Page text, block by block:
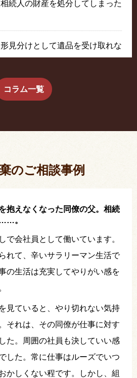
続人の財産を処分してしまった
見分けとして遺品を受け取れな
と約束した念書は有効か？
コラム一覧
のご相談事例
抱えなくなった同僚の父。相続
。
で会社員として働いています。
れて、辛いサラリーマン生活で
の生活は充実してやりがい感を
見ていると、やり切れない気持
それは、その同僚が仕事に対す
た。周囲の社員も決していい感
した。常に仕事はルーズでいつ
かしくない程です。しかし、組